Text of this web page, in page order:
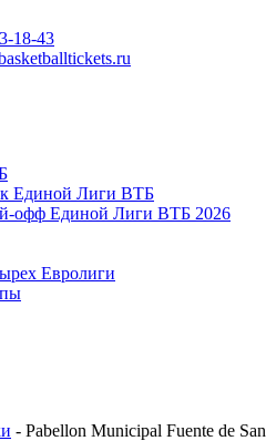
18-43
Единой Лиги ВТБ
офф Единой Лиги ВТБ 2026
Евролиги
- Pabellon Municipal Fuente de